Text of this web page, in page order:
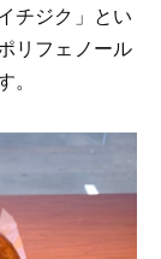
チジク」とい
リフェノール